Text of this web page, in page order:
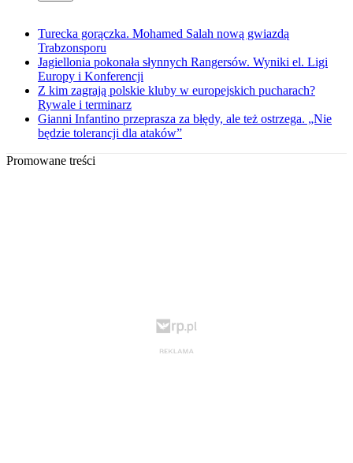
Turecka gorączka. Mohamed Salah nową gwiazdą
Trabzonsporu
Jagiellonia pokonała słynnych Rangersów. Wyniki el. Ligi
Europy i Konferencji
Z kim zagrają polskie kluby w europejskich pucharach?
Rywale i terminarz
Gianni Infantino przeprasza za błędy, ale też ostrzega. „Nie
będzie tolerancji dla ataków”
Promowane treści